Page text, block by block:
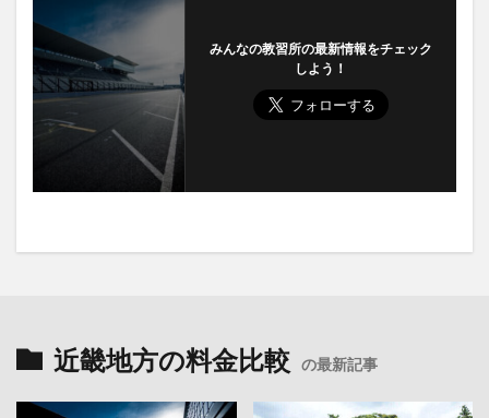
みんなの教習所の最新情報をチェック
しよう！
近畿地方の料金比較 の最新記事